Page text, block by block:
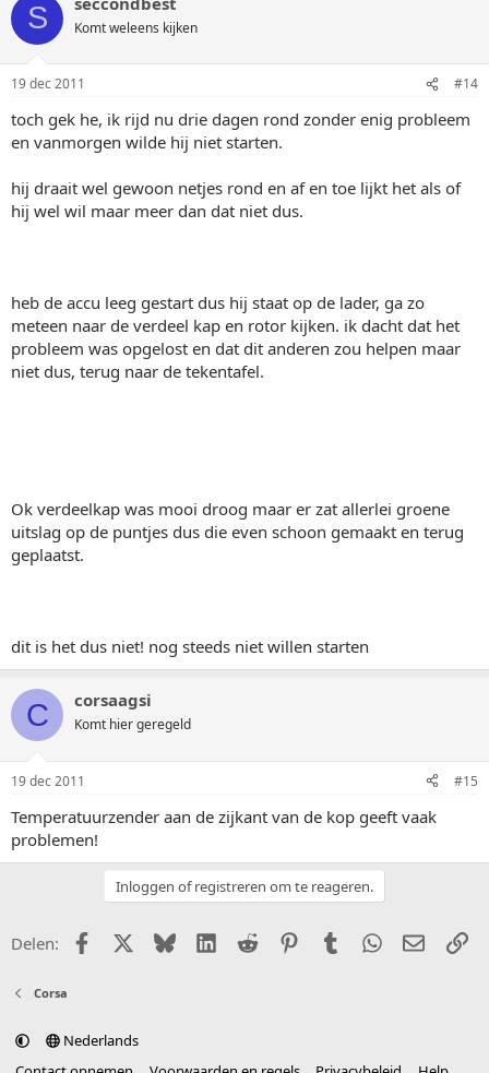
S Komt weleens kijken
19 dec 2011 #14
toch gek he, ik rijd nu drie dagen rond zonder enig probleem
en vanmorgen wilde hij niet starten.
hij draait wel gewoon netjes rond en af en toe lijkt het als of
hij wel wil maar meer dan dat niet dus.
heb de accu leeg gestart dus hij staat op de lader, ga zo
meteen naar de verdeel kap en rotor kijken. ik dacht dat het
probleem was opgelost en dat dit anderen zou helpen maar
niet dus, terug naar de tekentafel.
Ok verdeelkap was mooi droog maar er zat allerlei groene
uitslag op de puntjes dus die even schoon gemaakt en terug
geplaatst.
dit is het dus niet! nog steeds niet willen starten
C corsaagsi
Komt hier geregeld
19 dec 2011 #15
Temperatuurzender aan de zijkant van de kop geeft vaak
problemen!
Inloggen of registreren om te reageren.
Delen: FacebookX (Twitter)
BlueskyLinkedIn
Reddit PinterestTumblr WhatsApp
E-mail
Corsa
Nederlands